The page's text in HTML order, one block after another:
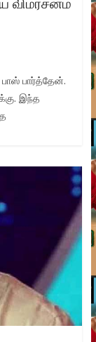
பாஸ் பார்த்தேன்.
இந்த